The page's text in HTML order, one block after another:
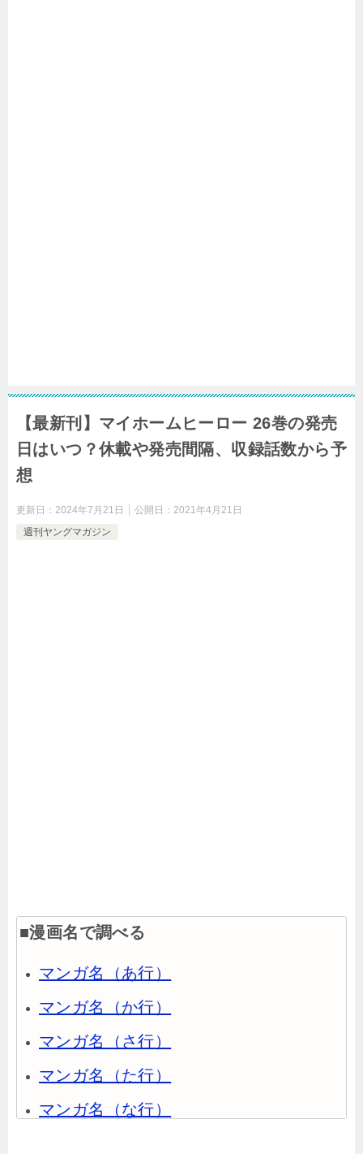
【最新刊】マイホームヒーロー 26巻の発売
日はいつ？休載や発売間隔、収録話数から予
想
更新日： 2024年7月21日 公開日： 2021年4月21日
週刊ヤングマガジン
■漫画名で調べる
マンガ名（あ行）
マンガ名（か行）
マンガ名（さ行）
マンガ名（た行）
マンガ名（な行）